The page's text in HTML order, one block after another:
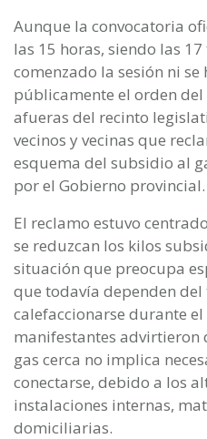
Aunque la convocatoria
las 15 horas, siendo las
comenzado la sesión ni
públicamente el orden
afueras del recinto
vecinos y vecinas que
esquema del subsidio al
por el Gobierno provincial.
El reclamo estuvo
se reduzcan los kilos
situación que preocupa
que todavía dependen
calefaccionarse durante el
manifestantes advirtieron
gas cerca no implica
conectarse, debido a los
instalaciones internas,
domiciliarias.